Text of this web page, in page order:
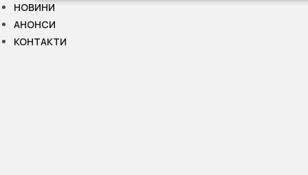
НОВИНИ
АНОНСИ
КОНТАКТИ